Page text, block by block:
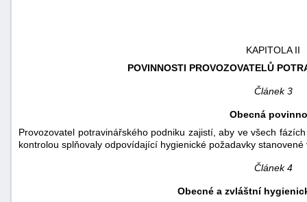
KAPITOLA II
POVINNOSTI PROVOZOVATELŮ
Článek 3
Obecná
Provozovatel potravinářského podniku zajistí, aby ve všech
kontrolou splňovaly odpovídající hygienické požadavky
Článek 4
Obecné a zvláštní